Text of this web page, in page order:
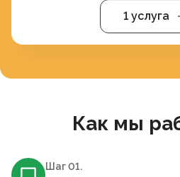
1 услуга
Как мы
Шаг 01.